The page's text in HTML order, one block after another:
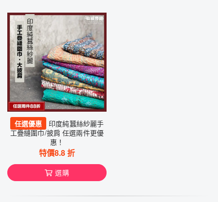
任選優惠
印度純蠶絲紗麗手
工疊縫圍巾/披肩 任選兩件更優
惠！
特價8.8折
選購